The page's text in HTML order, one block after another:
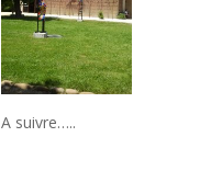
A suivre…..